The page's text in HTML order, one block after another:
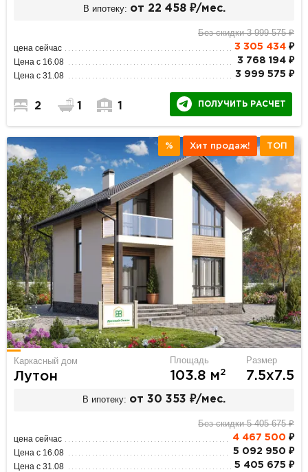
В ипотеку: от 22 458 ₽/мес.
Без скидки 3 999 575 ₽
цена сейчас 3 305 434₽
Цена с 16.08 3 768 194 ₽
Цена с 31.08 3 999 575 ₽
2 1 1 ПОЛУЧИТЬ РАСЧЕТ
% Хит продаж! ТОП
Каркасный дом
Лутон
Площадь
103.8 м2
Размер
7.5х7.5
В ипотеку: от 30 353 ₽/мес.
Без скидки 5 405 675 ₽
цена сейчас 4 467 500 ₽
Цена с 16.08 5 092 950 ₽
Цена с 31.08 5 405 675 ₽